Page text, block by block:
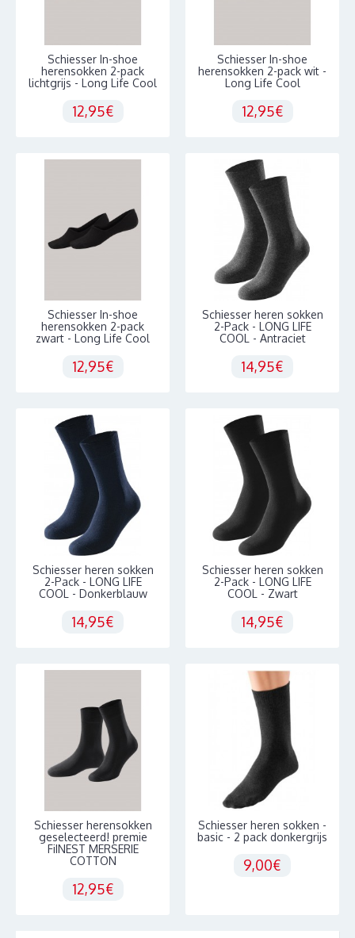
Schiesser In-shoe
herensokken 2-pack
lichtgrijs - Long Life Cool
12,95€
Schiesser In-shoe
herensokken 2-pack wit -
Long Life Cool
12,95€
Schiesser In-shoe
herensokken 2-pack
zwart - Long Life Cool
12,95€
Schiesser heren sokken
2-Pack - LONG LIFE
COOL - Antraciet
14,95€
Schiesser heren sokken
2-Pack - LONG LIFE
COOL - Donkerblauw
14,95€
Schiesser heren sokken
2-Pack - LONG LIFE
COOL - Zwart
14,95€
Schiesser herensokken
geselecteerd! premie
FiINEST MERSERIE
COTTON
12,95€
Schiesser heren sokken -
basic - 2 pack donkergrijs
9,00€